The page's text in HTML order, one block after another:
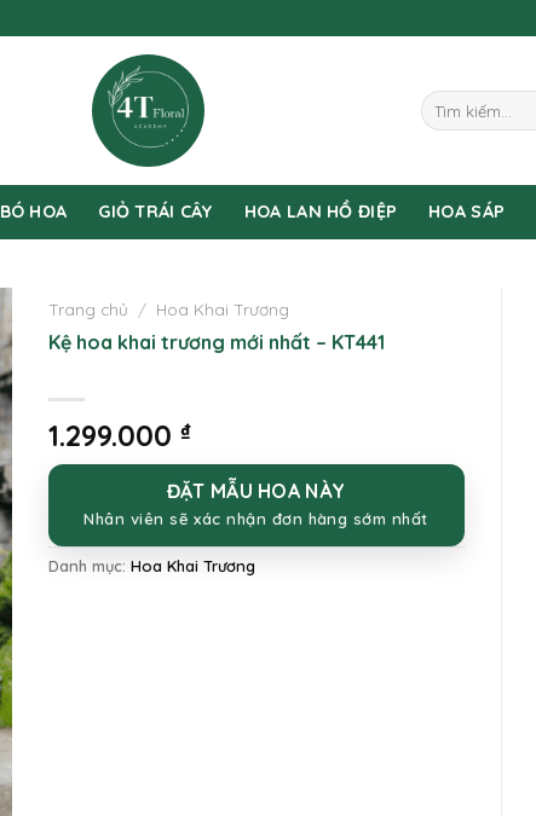
Tìm
kiếm:
BÓ HOA GIỎ TRÁI CÂY HOA LAN HỒ ĐIỆP HOA SÁP
Trang chủ / Hoa Khai Trương
Kệ hoa khai trương mới nhất – KT441
1.299.000 ₫
ĐẶT MẪU HOA NÀY
Nhân viên sẽ xác nhận đơn hàng sớm nhất
Danh mục: Hoa Khai Trương